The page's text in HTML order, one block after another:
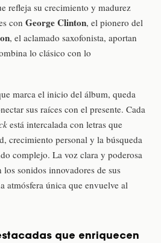
refleja su crecimiento y madurez
con George Clinton, el pionero del
, el aclamado saxofonista, aportan
lo clásico con lo
marca el inicio del álbum, queda
sus raíces con el presente. Cada
está intercalada con letras que
crecimiento personal y la búsqueda
complejo. La voz clara y poderosa
los sonidos innovadores de sus
atmósfera única que envuelve al
que enriquecen